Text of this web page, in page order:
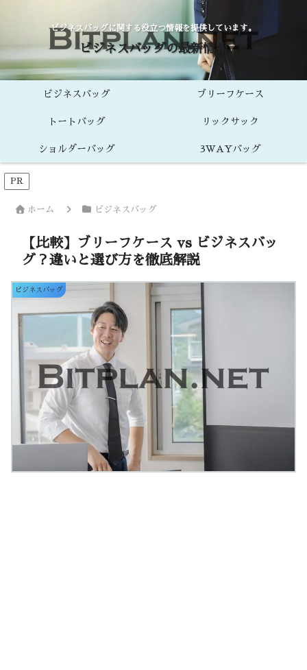
ビジネスバッグに関する役立つ情報を提供しています。
ビジネスバッグの最新情報
ビジネスバッグ ブリーフケース
トートバッグ リックサック
ショルダーバッグ 3WAYバッグ
PR
ホーム ビジネスバッグ
【比較】ブリーフケース vs ビジネスバッ
グ？違いと選び方を徹底解説
ビジネスバッグ